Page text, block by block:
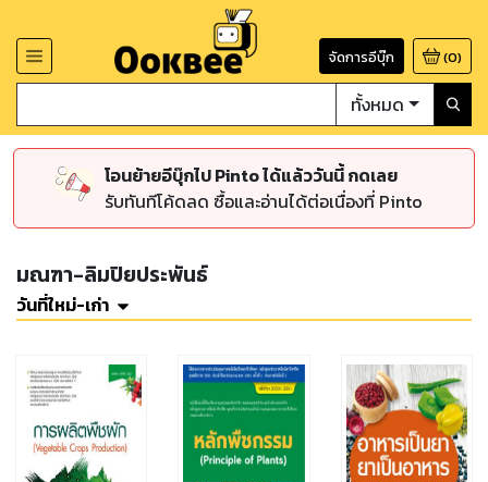
จัดการอีบุ๊ก (0)
ทั้งหมด
โอนย้ายอีบุ๊กไป Pinto ได้แล้ววันนี้ กดเลย
รับทันทีโค้ดลด ซื้อและอ่านได้ต่อเนื่องที่ Pinto
มณฑา-ลิมปิยประพันธ์
วันที่ใหม่-เก่า